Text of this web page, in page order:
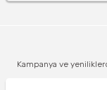
Kampanya ve